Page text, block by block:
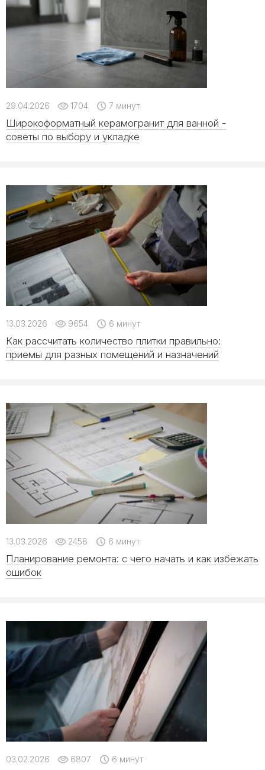
29.04.2026 1704 7 минут
Широкоформатный керамогранит для ванной -
советы по выбору и укладке
13.03.2026 9654 6 минут
Как рассчитать количество плитки правильно:
приемы для разных помещений и назначений
13.03.2026 2458 6 минут
Планирование ремонта: с чего начать и как избежать
ошибок
03.02.2026 6807 6 минут